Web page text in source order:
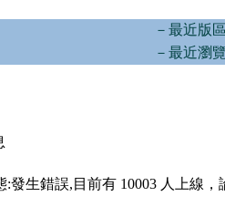
－最近版
－最近瀏
:發生錯誤,目前有 10003 人上線